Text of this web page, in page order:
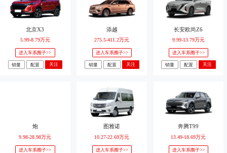
北京X3
5.99-8.79万元
进入车系圈子>>
销量 配置 关注
添越
275.5-411.2万元
进入车系圈子>>
销量 配置 关注
长安欧尚Z6
9.99-13.79万元
进入车系圈子>>
销量 配置 关注
炮
9.98-28.98万元
进入车系圈子>>
图雅诺
10.27-22.69万元
进入车系圈子>>
奔腾T99
13.49-18.69万元
进入车系圈子>>